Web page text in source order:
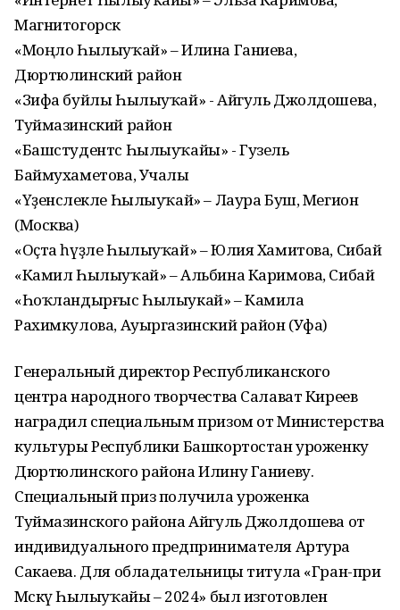
Магнитогорск
«Моңло Һылыуҡай» – Илина Ганиева,
Дюртюлинский район
«Зифа буйлы Һылыуҡай» - Айгуль Джолдошева,
Туймазинский район
«Башстудентс Һылыуҡайы» - Гузель
Баймухаметова, Учалы
«Үҙенсәлекле Һылыуҡай» – Лаура Буш, Мегион
(Москва)
«Оҫта һүҙле Һылыуҡай» – Юлия Хамитова, Сибай
«Камил Һылыуҡай» – Альбина Каримова, Сибай
«Һоҡландырғыс Һылыукай» – Камила
Рахимкулова, Ауыргазинский район (Уфа)
Генеральный директор Республиканского
центра народного творчества Салават Киреев
наградил специальным призом от Министерства
культуры Республики Башкортостан уроженку
Дюртюлинского района Илину Ганиеву.
Специальный приз получила уроженка
Туймазинского района Айгуль Джолдошева от
индивидуального предпринимателя Артура
Сакаева. Для обладательницы титула «Гран-при
Мәскәү Һылыуҡайы – 2024» был изготовлен